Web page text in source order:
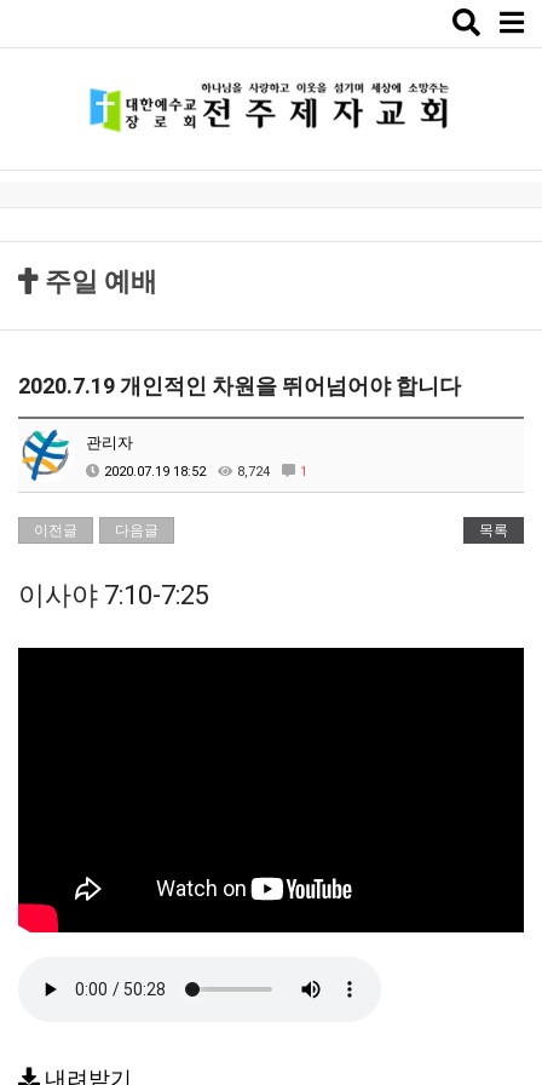
Toggle
주일 예배
2020.7.19 개인적인 차원을 뛰어넘어야 합니다
관리자
2020.07.19 18:52 8,724 1
이전글 다음글 목록
이사야 7:10-7:25
내려받기